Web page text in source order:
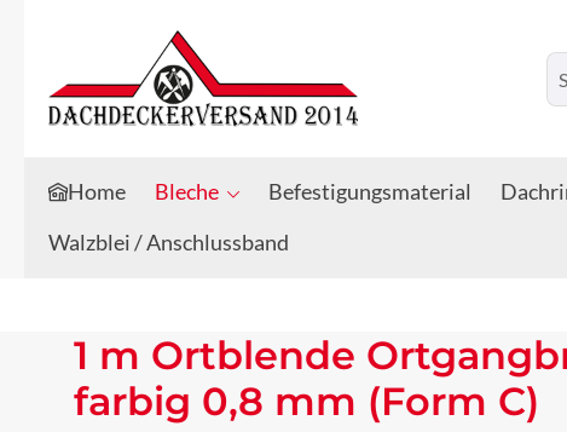
Zum Hauptinhalt springen
Zur Suche springen
Home Bleche Befestigungsmaterial
Walzblei / Anschlussband
1 m Ortblende
farbig 0,8 mm (Form C)